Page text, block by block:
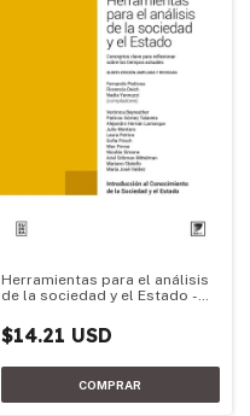
Herramientas para el análisis
de la sociedad y el Estado -
$14.21 USD